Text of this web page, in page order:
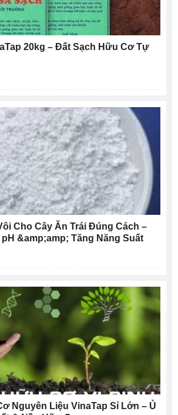
20kg – Đất Sạch Hữu Cơ Tự
Cho Cây Ăn Trái Đúng Cách –
pH &amp;amp; Tăng Năng Suất
Nguyên Liệu VinaTap Sỉ Lớn – Ủ